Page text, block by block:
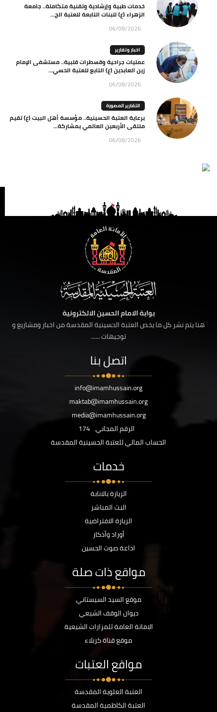
خدمات طبية وإرشادية وتقنية متكاملة.. جامعة
الزهراء (ع) للبنات التابعة للعتبة الح...
06/08/2026
اخبار وتقارير
عمليات جراحية وقسطرات قلبية.. مستشفى الإمام
زين العابدين (ع) التابع للعتبة الحسي...
06/08/2026
التقارير المصورة
برعاية العتبة الحسينية.. مؤسسة أهل البيت (ع) تقيم
ملتقى الأربعين العالمي بمشاركة...
06/08/2026
بوابة الامام الحسين الالكترونية
هنا يتم نشر كل ما يخص العتبة الحسينية المقدسة من اخبار ومشاريع و
توجيهات ......
اتصل بنا
info@imamhussain.org
maktab@imamhussain.org
media@imamhussain.org
الرقم المجاني 174
الحساب المالي للعتبة الحسينية المقدسة
خدمات
الزيارة بالانابة
البث المباشر
الزيارة الافتراضية
أوراد وأذكار
اذاعة صوت الحسين
مواقع ذات صلة
موقع السيد السيستاني
ديوان الوقف الشيعي
الامانة العامة للمزارات الشيعية
موقع قناة كربلاء
مواقع العتبات
العتبة العلوية المقدسة
العتبة الكاظمية المقدسة